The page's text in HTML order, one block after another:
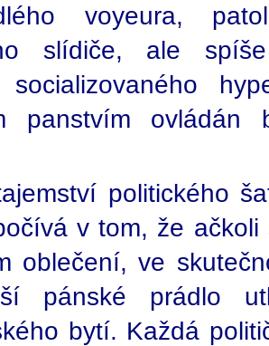
voyeura,
slídiče, ale
socializovaného
panstvím
politického
v tom, že
oblečení, ve
pánské prádlo
bytí. Každá